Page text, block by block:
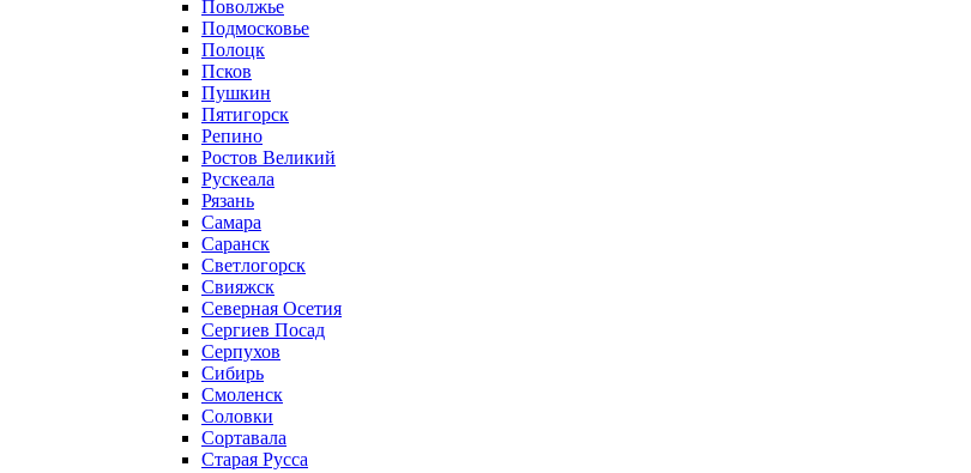
Поволжье
Подмосковье
Полоцк
Псков
Пушкин
Пятигорск
Репино
Ростов Великий
Рускеала
Рязань
Самара
Саранск
Светлогорск
Свияжск
Северная Осетия
Сергиев Посад
Серпухов
Сибирь
Смоленск
Соловки
Сортавала
Старая Русса